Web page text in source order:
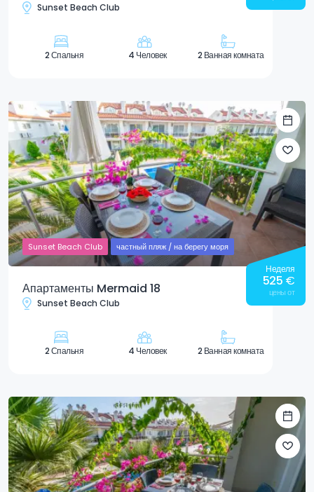
Sunset Beach Club
2 Спальня 4 Человек 2 Ванная комната
Sunset Beach Club частный пляж / на берегу моря
Апартаменты Mermaid 18
Sunset Beach Club
Неделя
525 €
цены от
2 Спальня 4 Человек 2 Ванная комната